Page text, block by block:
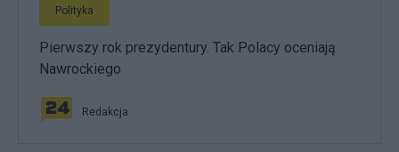
Polityka
Pierwszy rok prezydentury. Tak Polacy oceniają
Nawrockiego
Redakcja